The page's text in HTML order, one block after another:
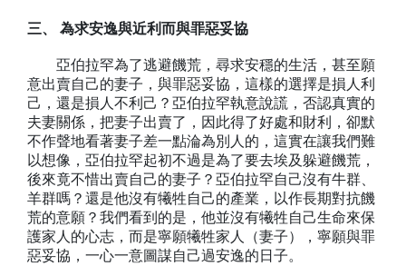
三、 為求安逸與近利而與罪惡妥協
亞伯拉罕為了逃避饑荒，尋求安穩的生活，甚至願
意出賣自己的妻子，與罪惡妥協，這樣的選擇是損人利
己，還是損人不利己？亞伯拉罕執意說謊，否認真實的
夫妻關係，把妻子出賣了，因此得了好處和財利，卻默
不作聲地看著妻子差一點淪為別人的，這實在讓我們難
以想像，亞伯拉罕起初不過是為了要去埃及躲避饑荒，
後來竟不惜出賣自己的妻子？亞伯拉罕自己沒有牛群、
羊群嗎？還是他沒有犧牲自己的產業，以作長期對抗饑
荒的意願？我們看到的是，他並沒有犧牲自己生命來保
護家人的心志，而是寧願犧牲家人（妻子），寧願與罪
惡妥協，一心一意圖謀自己過安逸的日子。